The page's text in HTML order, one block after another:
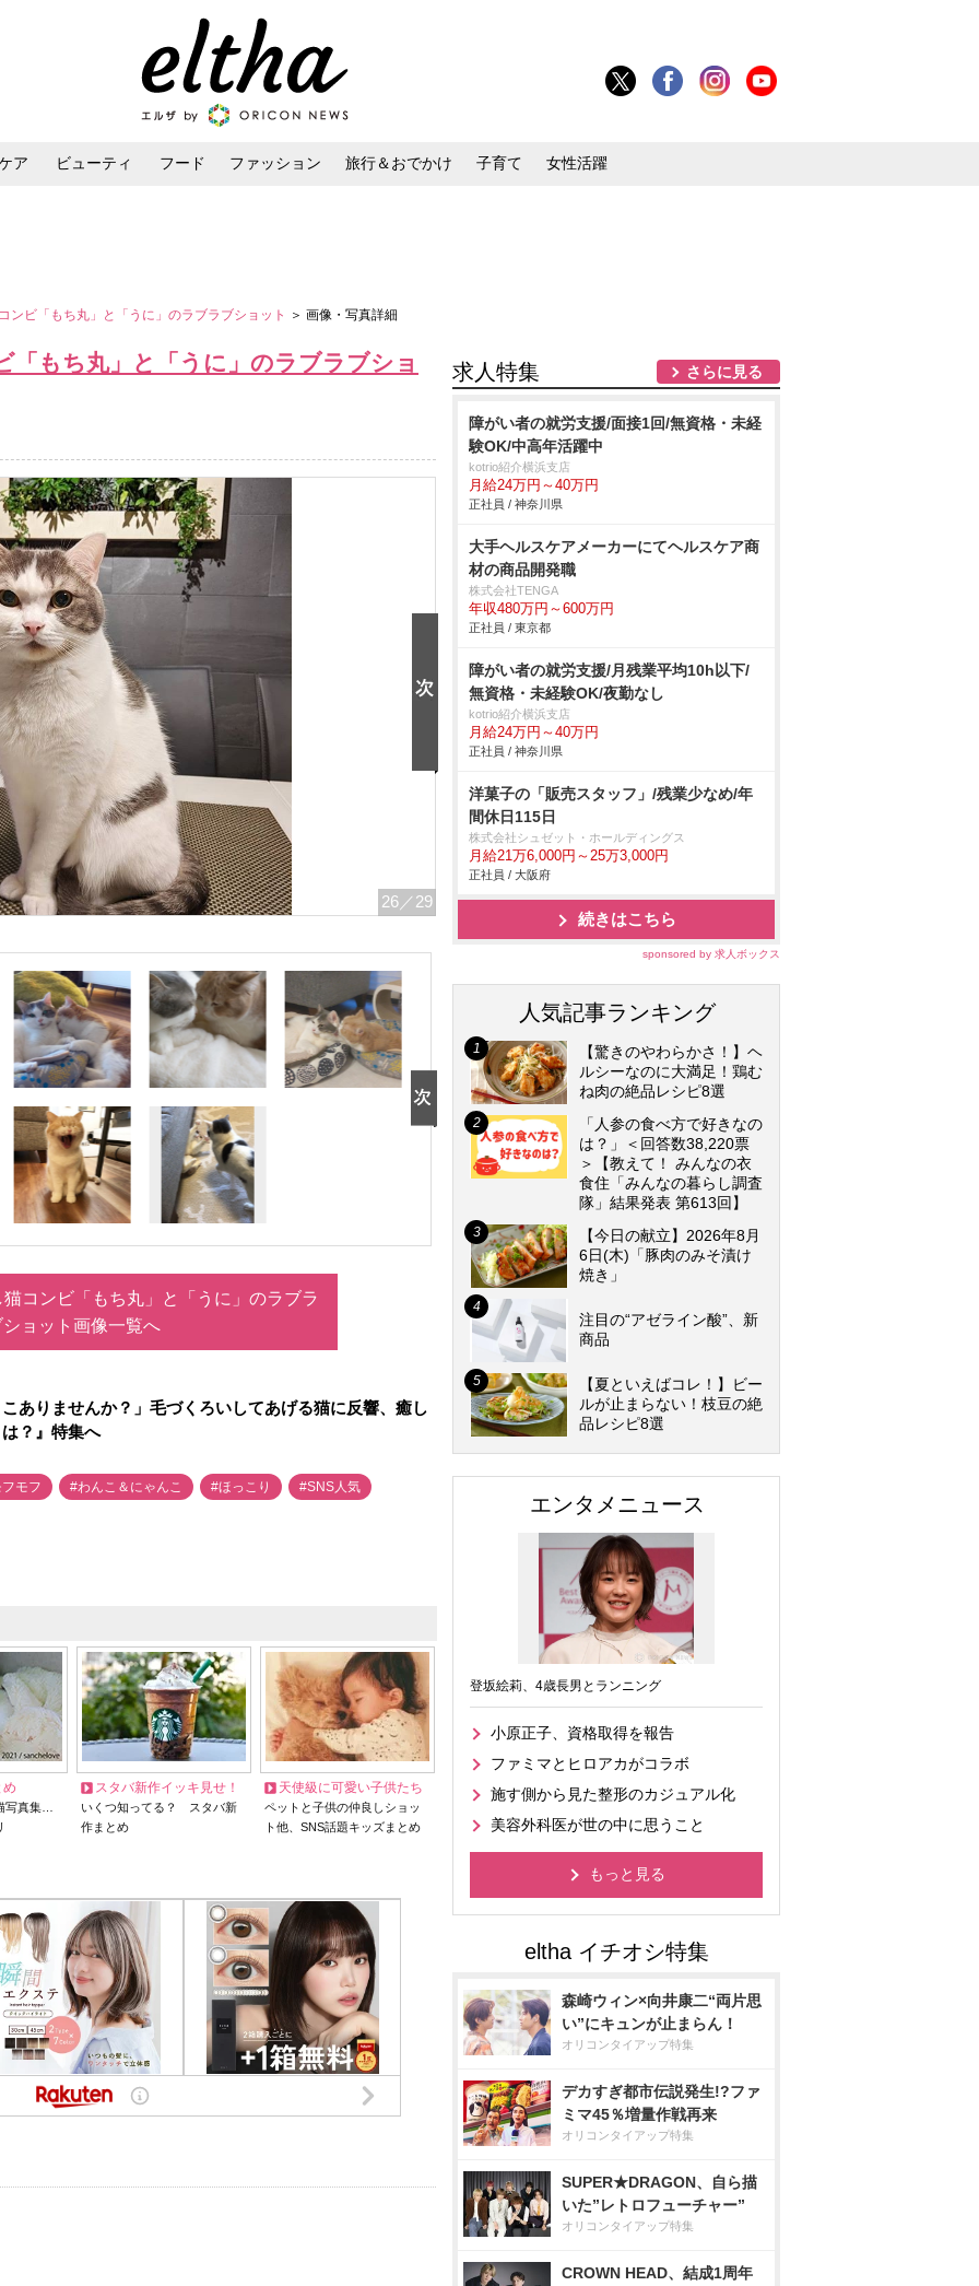
ア ビューティ フード ファッション 旅行＆おでかけ 子育て 女性活躍
ンビ「もち丸」と「うに」のラブラブショット ＞ 画像・写真詳細
「もち丸」と「うに」のラブラブショ
26 ／29
コンビ「もち丸」と「うに」のラブラ
ョット画像一覧へ
ありませんか？」毛づくろいしてあげる猫に反響、癒し
？』特集へ
モフ #わんこ＆にゃんこ #ほっこり #SNS人気
め
写真集…
スタバ新作イッキ見せ！
いくつ知ってる？ スタバ新
作まとめ
天使級に可愛い子供たち
ペットと子供の仲良しショッ
ト他、SNS話題キッズまとめ
求人特集 さらに見る
障がい者の就労支援/面接1回/無資格・未経
験OK/中高年活躍中
kotrio紹介横浜支店
月給24万円～40万円
正社員 / 神奈川県
大手ヘルスケアメーカーにてヘルスケア商
材の商品開発職
株式会社TENGA
年収480万円～600万円
正社員 / 東京都
障がい者の就労支援/月残業平均10h以下/
無資格・未経験OK/夜勤なし
kotrio紹介横浜支店
月給24万円～40万円
正社員 / 神奈川県
洋菓子の「販売スタッフ」/残業少なめ/年
間休日115日
株式会社シュゼット・ホールディングス
月給21万6,000円～25万3,000円
正社員 / 大阪府
続きはこちら
sponsored by 求人ボックス
人気記事ランキング
【驚きのやわらかさ！】ヘ
ルシーなのに大満足！鶏む
ね肉の絶品レシピ8選
「人参の食べ方で好きなの
は？」＜回答数38,220票
＞【教えて！ みんなの衣
食住「みんなの暮らし調査
隊」結果発表 第613回】
【今日の献立】2026年8月
6日(木)「豚肉のみそ漬け
焼き」
注目の“アゼライン酸”、新
商品
【夏といえばコレ！】ビー
ルが止まらない！枝豆の絶
品レシピ8選
エンタメニュース
登坂絵莉、4歳長男とランニング
小原正子、資格取得を報告
ファミマとヒロアカがコラボ
施す側から見た整形のカジュアル化
美容外科医が世の中に思うこと
もっと見る
森崎ウィン×向井康二“両片思
い”にキュンが止まらん！
オリコンタイアップ特集
デカすぎ都市伝説発生!?ファ
ミマ45％増量作戦再来
オリコンタイアップ特集
SUPER★DRAGON、自ら描
いた”レトロフューチャー”
オリコンタイアップ特集
CROWN HEAD、結成1周年